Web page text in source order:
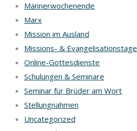
Männerwochenende
Marx
Mission im Ausland
Missions- & Evangelisationstage
Online-Gottesdienste
Schulungen & Seminare
Seminar für Brüder am Wort
Stellungnahmen
Uncategorized